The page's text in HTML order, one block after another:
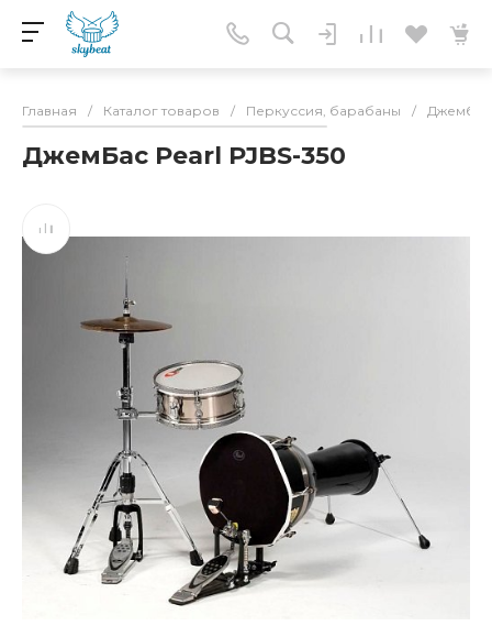
Главная / Каталог товаров / Перкуссия, барабаны / Джембе
ДжемБас Pearl PJBS-350